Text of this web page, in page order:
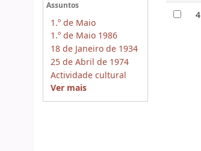
Assuntos
1.º de Maio
1.º de Maio 1986
18 de Janeiro de 1934
25 de Abril de 1974
Actividade cultural
Ver mais